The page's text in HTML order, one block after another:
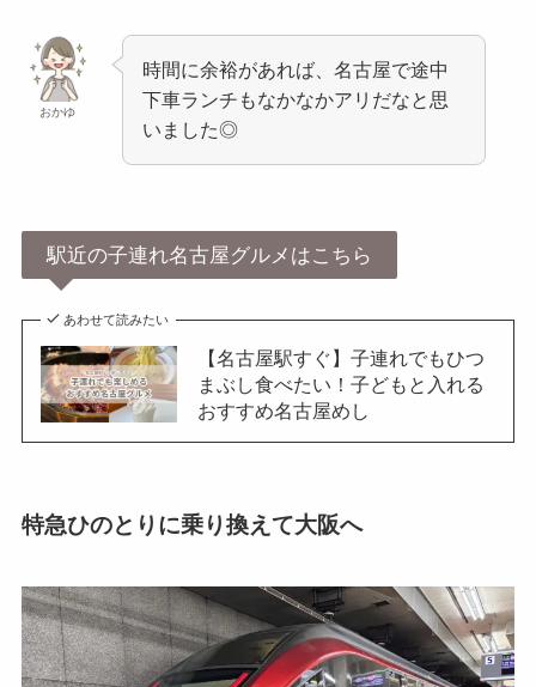
おかゆ
時間に余裕があれば、名古屋で途中
下車ランチもなかなかアリだなと思
いました◎
駅近の子連れ名古屋グルメはこちら
あわせて読みたい
【名古屋駅すぐ】子連れでもひつ
まぶし食べたい！子どもと入れる
おすすめ名古屋めし
特急ひのとりに乗り換えて大阪へ